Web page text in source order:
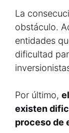
La
obstáculo.
entidades
dificultad
Por último,
existen
proceso de